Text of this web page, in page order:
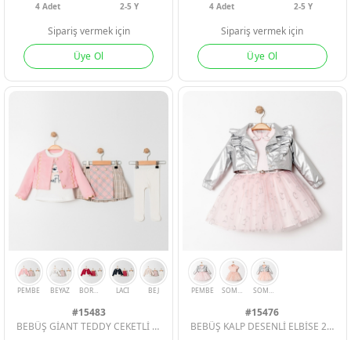
BEYAZ SIYAH
4Adet 2-5 Y
Sipariş vermek için
Üye Ol
SIYAH
4 Adet 2-5 Y
Sipariş vermek için
Üye Ol
#15483
BEBÜŞ GİANT TEDDY CEKETLİ 3LÜ KIZ ÇOCUK TAKIM
#15476
BEBÜŞ KALP DESENLİ ELBİSE 2Lİ KIZ ÇOCUK TAKIM